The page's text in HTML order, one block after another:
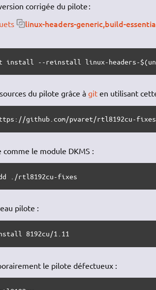
corrigée du pilote :
linux-headers-generic,build-
install --reinstall linux-headers-
du pilote grâce àgit en utilisant
github.com/pvaret/rtl8192cu-
le module DKMS :
./rtl8192cu-fixes
pilote :
8192cu/1.11
le pilote défectueux :